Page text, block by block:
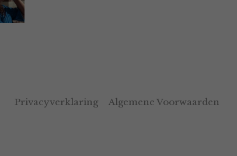
Privacyverklaring Algemene Voorwaarden